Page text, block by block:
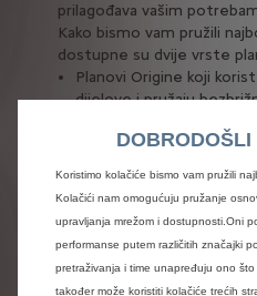
prilagođava vašim
Kako bismo vam pružili
dostupne su dvije vrste
Planovi Origine koji
dijelove i pružaju
Planovi Advantage koji
različitih marki koje su
za automobile stare 3 i
Otkrijte
DOBRODOŠLI
Koristimo kolačiće bismo vam pružili
Kolačići nam omogućuju pružanje
upravljanja mrežom i dostupnosti.Oni
performanse putem različitih značajki
pretraživanja i time unapređuju ono
također može koristiti kolačiće trećih